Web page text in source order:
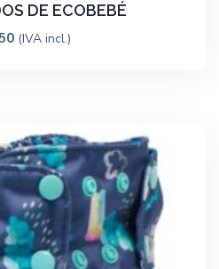
DE ECOBEBÉ
(IVA incl.)